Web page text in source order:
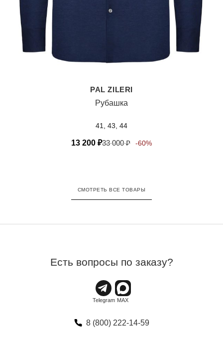
PAL ZILERI
Рубашка
41, 43, 44
13 200 ₽33 000₽ -60%
СМОТРЕТЬ ВСЕ ТОВАРЫ
Есть вопросы по заказу?
8 (800) 222-14-59